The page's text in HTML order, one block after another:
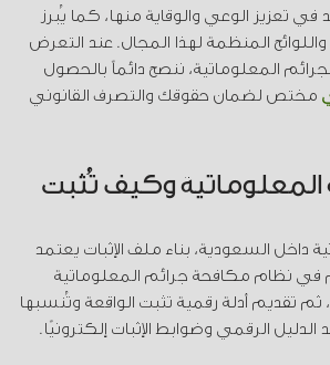
في تعزيز الوعي والوقاية منها، كما يُبرز
واللوائح المنظمة لهذا المجال. عند التعرض
المعلوماتية، ننصح دائماً بالحصول
مختص لضمان حقوقك والتصرف القانوني
المعلوماتية وكيف تُثبت
داخل السعودية، بناء ملف الإثبات يعتمد
نظام مكافحة جرائم المعلوماتية
ثم تقديم أدلة رقمية تثبت الواقعة وتُنسبها
الرقمي وضوابط الإثبات إلكترونيًا.